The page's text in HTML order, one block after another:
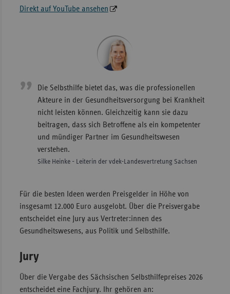
Direkt auf YouTube ansehen
Die Selbsthilfe bietet das, was die professionellen
Akteure in der Gesundheitsversorgung bei Krankheit
nicht leisten können. Gleichzeitig kann sie dazu
beitragen, dass sich Betroffene als ein kompetenter
und mündiger Partner im Gesundheitswesen
verstehen.
Silke Heinke - Leiterin der vdek-Landesvertretung Sachsen
Für die besten Ideen werden Preisgelder in Höhe von
insgesamt 12.000 Euro ausgelobt. Über die Preisvergabe
entscheidet eine Jury aus Vertreter:innen des
Gesundheitswesens, aus Politik und Selbsthilfe.
Jury
Über die Vergabe des Sächsischen Selbsthilfepreises 2026
entscheidet eine Fachjury. Ihr gehören an: